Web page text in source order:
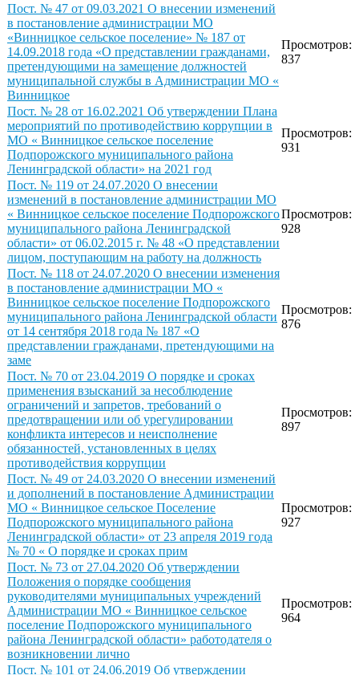
Пост. № 47 от 09.03.2021 О внесении изменений
в постановление администрации МО
«Винницкое сельское поселение» № 187 от
14.09.2018 года «О представлении гражданами,
претендующими на замещение должностей
муниципальной службы в Администрации МО «
Винницкое
Просмотров:
837
Пост. № 28 от 16.02.2021 Об утверждении Плана
мероприятий по противодействию коррупции в
МО « Винницкое сельское поселение
Подпорожского муниципального района
Ленинградской области» на 2021 год
Просмотров:
931
Пост. № 119 от 24.07.2020 О внесении
изменений в постановление администрации МО
« Винницкое сельское поселение Подпорожского
муниципального района Ленинградской
области» от 06.02.2015 г. № 48 «О представлении
лицом, поступающим на работу на должность
Просмотров:
928
Пост. № 118 от 24.07.2020 О внесении изменения
в постановление администрации МО «
Винницкое сельское поселение Подпорожского
муниципального района Ленинградской области
от 14 сентября 2018 года № 187 «О
представлении гражданами, претендующими на
заме
Просмотров:
876
Пост. № 70 от 23.04.2019 О порядке и сроках
применения взысканий за несоблюдение
ограничений и запретов, требований о
предотвращении или об урегулировании
конфликта интересов и неисполнение
обязанностей, установленных в целях
противодействия коррупции
Просмотров:
897
Пост. № 49 от 24.03.2020 О внесении изменений
и дополнений в постановление Администрации
МО « Винницкое сельское Поселение
Подпорожского муниципального района
Ленинградской области» от 23 апреля 2019 года
№ 70 « О порядке и сроках прим
Просмотров:
927
Пост. № 73 от 27.04.2020 Об утверждении
Положения о порядке сообщения
руководителями муниципальных учреждений
Администрации МО « Винницкое сельское
поселение Подпорожского муниципального
района Ленинградской области» работодателя о
возникновении лично
Просмотров:
964
Пост. № 101 от 24.06.2019 Об утверждении